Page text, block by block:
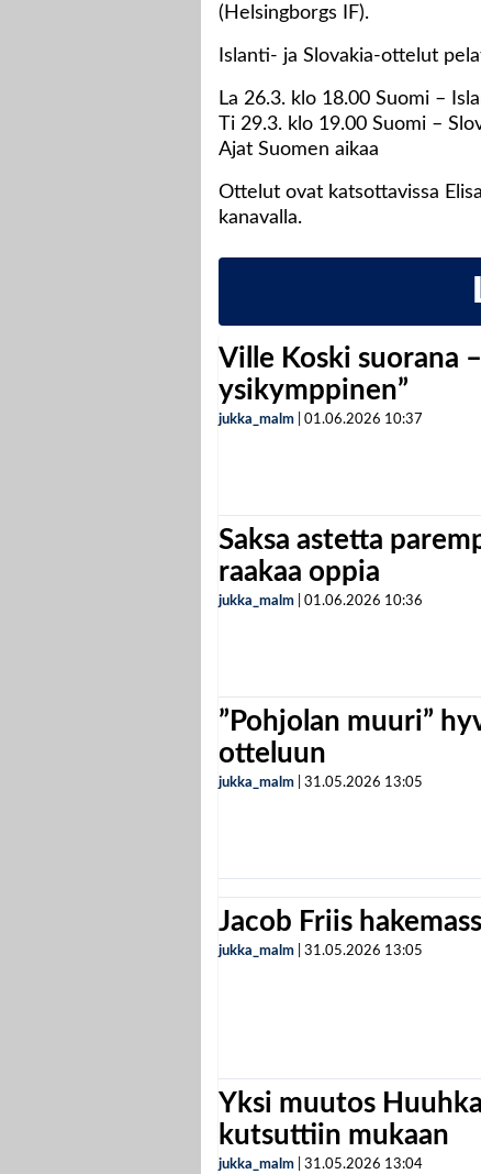
(Helsingborgs IF).
Islanti- ja Slovakia-ottelut
La 26.3. klo 18.00 Suomi –
Ti 29.3. klo 19.00 Suomi –
Ajat Suomen aikaa
Ottelut ovat katsottavissa
kanavalla.
Ville Koski suorana
ysikymppinen”
jukka_malm 01.06.2026 10:37
Saksa astetta
raakaa oppia
jukka_malm 01.06.2026 10:36
”Pohjolan muuri”
otteluun
jukka_malm 31.05.2026 13:05
Jacob Friis
jukka_malm 31.05.2026 13:05
Yksi muutos
kutsuttiin mukaan
jukka_malm 31.05.2026 13:04